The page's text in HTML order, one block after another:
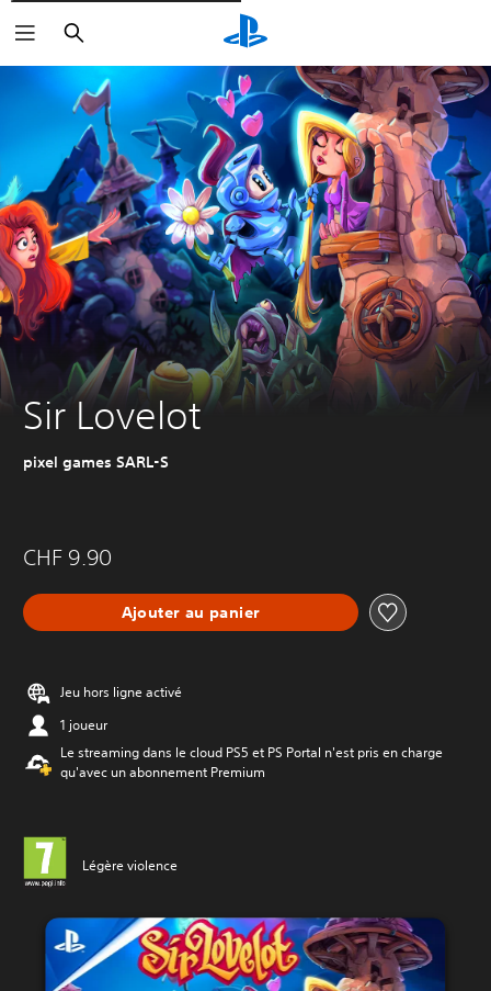
Rechercher
Sir Lovelot
pixel games SARL-S
CHF 9.90
Ajouter au panier
Jeu hors ligne activé
1 joueur
Le streaming dans le cloud PS5 et PS Portal n'est pris en charge
qu'avec un abonnement Premium
Légère violence